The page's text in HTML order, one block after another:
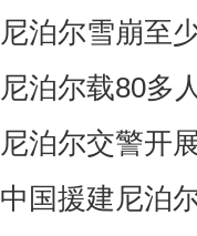
尼泊尔雪崩至
尼泊尔载80多
尼泊尔交警开
中国援建尼泊